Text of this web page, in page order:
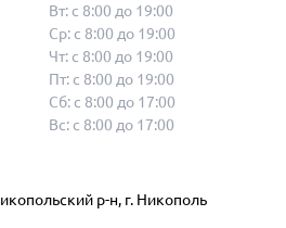
Вт: с 8:00 до 19:00
Ср: с 8:00 до 19:00
Чт: с 8:00 до 19:00
Пт: с 8:00 до 19:00
Сб: с 8:00 до 17:00
Вс: с 8:00 до 17:00
р-н, г. Никополь